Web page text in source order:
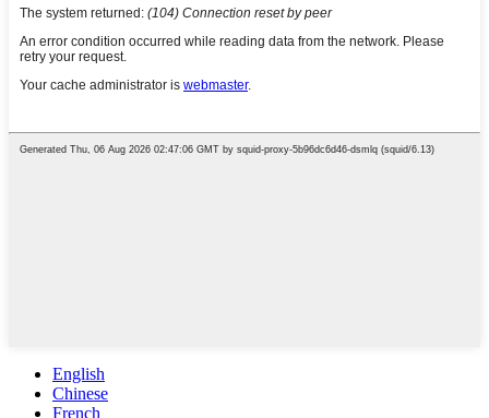
English
Chinese
French